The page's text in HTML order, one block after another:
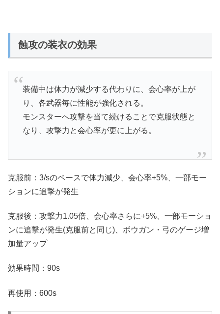
蝕攻の装衣の効果
装備中は体力が減少する代わりに、会心率が上が
り、各武器毎に性能が強化される。
モンスターへ攻撃を当て続けることで克服状態と
なり、攻撃力と会心率が更に上がる。
克服前：3/sのペースで体力減少、会心率+5%、一部モー
ションに追撃が発生
克服後：攻撃力1.05倍、会心率さらに+5%、一部モーショ
ンに追撃が発生(克服前と同じ)、ボウガン・弓のゲージ増
加量アップ
効果時間：90s
再使用：600s